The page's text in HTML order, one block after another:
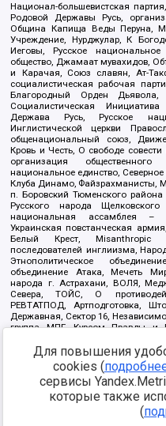
Национал-большевистская
Родовой Державы Русь,
Община Капища Веды Перуна,
Учреждение, Нурджулар, К
Иеговы, Русское национальное
общество, Джамаат мувахидов,
и Карачая, Союз славян, Ат-
социалистическая рабочая
Благородный Орден
Социалистическая
Держава Русь, Русское
Инглистической церкви
общенациональный союз,
Кровь и Честь, О свободе
организация
национальное единство,
Клуба Динамо, Файзрахманисты,
п. Боровский Тюменского
Русского народа
национальная ассамблея –
Украинская повстанческая
Белый Крест, Misanthropic
последователей инглиизма,
Этнополитическое
объединение Атака, Мечеть
народа г. Астрахани, ВОЛЯ,
Севера, ТОЙС, О
РЕВТАТПОД, Артподготовка,
Державная, Сектор 16,
группа МПГ, Курсом Правды и
Благотворительный
Арестантское уголовное
Дафа, Иртыш Ultras, Русский
Сибирский державный союз,
граждан, Штабы Навального,
https://
Для повышения
cookies (
сервисы
которые также
(